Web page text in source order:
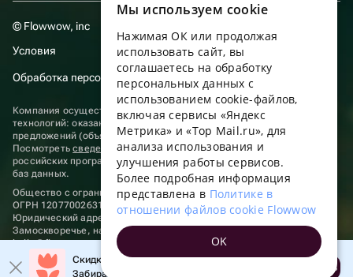
© Flowwow, inc
Условия
Обработка персональных данных
Компания осуществляет деятельность в области информационных
технологий: оказание услуг в сети “Интернет” по размещению
предложений (объявлений) продавцов о реализации товаров.
Посмотретьсведения о программах, включенных в реестр
российских программ для электронных вычислительных машин и
баз данных.
Общество с ограниченной ответственностью «ФЛАУВАУ»
ОГРН 1207700263198, ИНН 9702020445
Юридический адрес: г. Москва, вн.тер. г. Муниципальный округ
Замоскворечье, наб. Садовническая, д. 9, помещ. 2/3.
hello@flowwow.com
8 800 555-16-15
Применяютсярекомендательные технологии
Скидка до 10% на первый заказ!
Забирайте промокод в приложении!
Открыть
ENGLISH
UKRAINIAN
PORTUGUESE
FRENCH
TURKISH
Мы используем сookie
Нажимая ОК или продолжая
использовать сайт, вы
соглашаетесь на обработку
персональных данных с
использованием cookie-файлов,
включая сервисы «Яндекс
Метрика» и «Top Mail.ru», для
анализа использования и
улучшения работы сервисов.
Более подробная информация
представлена в Политике в
отношении файлов cookie Flowwow
OK